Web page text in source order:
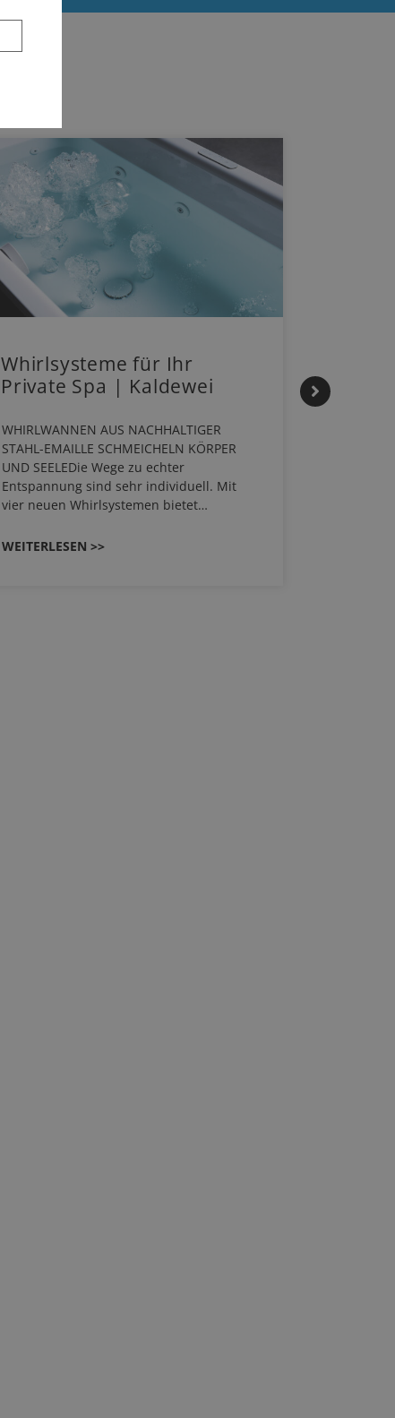
Whirlsysteme für Ihr
Private Spa | Kaldewei
WHIRLWANNEN AUS NACHHALTIGER
STAHL-EMAILLE SCHMEICHELN KÖRPER
UND SEELEDie Wege zu echter
Entspannung sind sehr individuell. Mit
vier neuen Whirlsystemen bietet…
WEITERLESEN >>